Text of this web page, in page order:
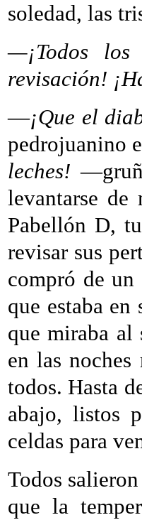
soledad, las
—¡Todos
revisación!
—¡Que el
pedrojuanino
leches!
levantarse
Pabellón D,
revisar sus
compró de
que estaba
que miraba
en las
todos. Hasta
abajo, listos
celdas para
Todos
que la